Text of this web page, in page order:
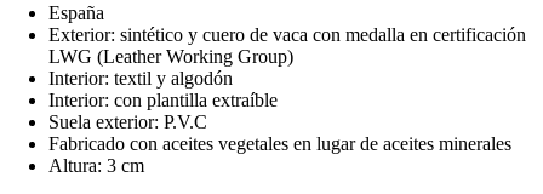
España
Exterior: sintético y cuero de vaca con medalla en certificación
LWG (Leather Working Group)
Interior: textil y algodón
Interior: con plantilla extraíble
Suela exterior: P.V.C
Fabricado con aceites vegetales en lugar de aceites minerales
Altura: 3 cm